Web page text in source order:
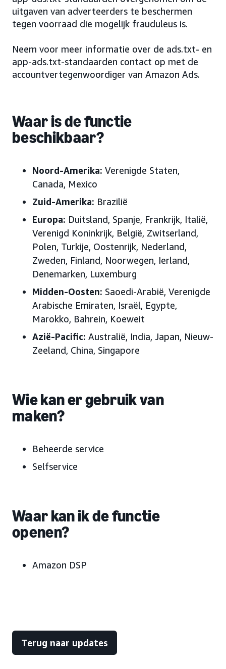
uitgaven van adverteerders te beschermen
tegen voorraad die mogelijk frauduleus is.
Neem voor meer informatie over de ads.txt- en
app-ads.txt-standaarden contact op met de
accountvertegenwoordiger van Amazon Ads.
Waar is de functie
beschikbaar?
Noord-Amerika: Verenigde Staten,
Canada, Mexico
Zuid-Amerika: Brazilië
Europa: Duitsland, Spanje, Frankrijk, Italië,
Verenigd Koninkrijk, België, Zwitserland,
Polen, Turkije, Oostenrijk, Nederland,
Zweden, Finland, Noorwegen, Ierland,
Denemarken, Luxemburg
Midden-Oosten: Saoedi-Arabië, Verenigde
Arabische Emiraten, Israël, Egypte,
Marokko, Bahrein, Koeweit
Azië-Pacific: Australië, India, Japan, Nieuw-
Zeeland, China, Singapore
Wie kan er gebruik van
maken?
Beheerde service
Selfservice
Waar kan ik de functie
openen?
Amazon DSP
Terug naar updates